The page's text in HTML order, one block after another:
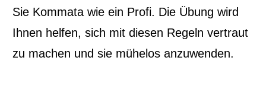
Sie Kommata wie ein Profi. Die Übung wird
Ihnen helfen, sich mit diesen Regeln vertraut
zu machen und sie mühelos anzuwenden.